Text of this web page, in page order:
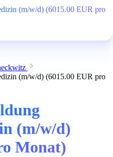
(m/w/d) (6015.00 EUR pro
(m/w/d) (6015.00 EUR pro
(m/w/d)
Monat)